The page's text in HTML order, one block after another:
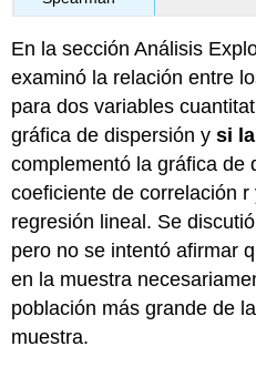
En la sección Análisis
examinó la relación entre
para dos variables
gráfica de dispersión ysi
complementó la gráfica de
coeficiente de correlación
regresión lineal. Se
pero no se intentó afirmar
en la muestra
población más grande de
muestra.